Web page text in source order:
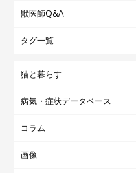
獣医師Q&A
タグ一覧
猫と暮らす
病気・症状データベース
コラム
画像